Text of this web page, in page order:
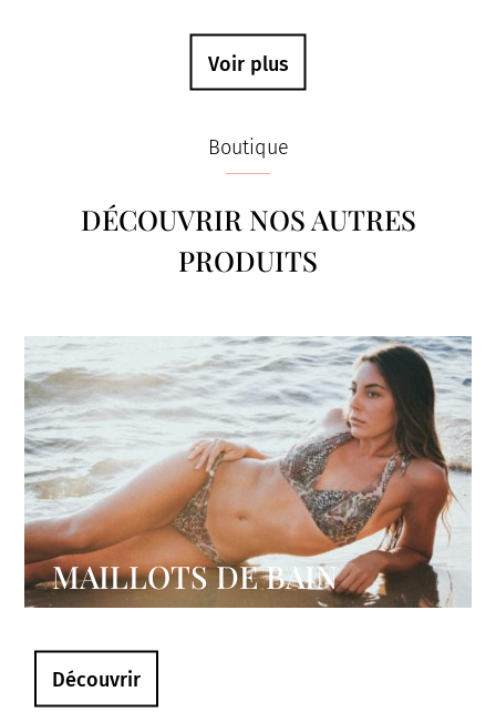
Voir plus
Boutique
DÉCOUVRIR NOS AUTRES
PRODUITS
MAILLOTS DE BAIN
Découvrir